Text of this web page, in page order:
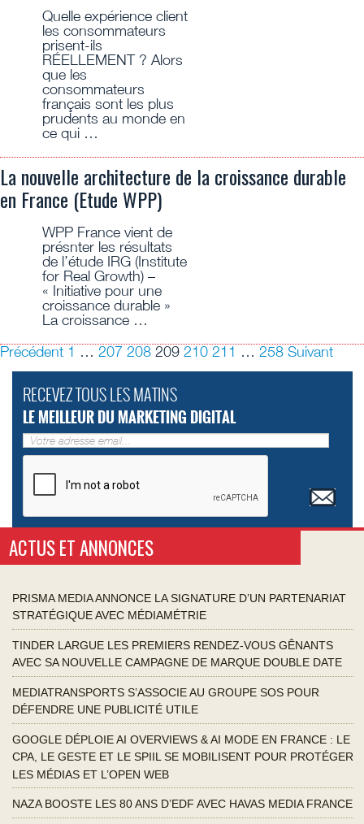
Quelle expérience client
les consommateurs
prisent-ils
RÉELLEMENT ? Alors
que les
consommateurs
français sont les plus
prudents au monde en
ce qui …
La nouvelle architecture de la croissance durable
en France (Etude WPP)
WPP France vient de
présnter les résultats
de l’étude IRG (Institute
for Real Growth) –
« Initiative pour une
croissance durable »
La croissance …
Précédent 1 … 207 208 209 210 211 … 258 Suivant
RECEVEZ TOUS LES MATINS
LE MEILLEUR DU MARKETING DIGITAL
ACTUS ET ANNONCES
PRISMA MEDIA ANNONCE LA SIGNATURE D’UN PARTENARIAT
STRATÉGIQUE AVEC MÉDIAMÉTRIE
TINDER LARGUE LES PREMIERS RENDEZ-VOUS GÊNANTS
AVEC SA NOUVELLE CAMPAGNE DE MARQUE DOUBLE DATE
MEDIATRANSPORTS S’ASSOCIE AU GROUPE SOS POUR
DÉFENDRE UNE PUBLICITÉ UTILE
GOOGLE DÉPLOIE AI OVERVIEWS & AI MODE EN FRANCE : LE
CPA, LE GESTE ET LE SPIIL SE MOBILISENT POUR PROTÉGER
LES MÉDIAS ET L’OPEN WEB
NAZA BOOSTE LES 80 ANS D’EDF AVEC HAVAS MEDIA FRANCE